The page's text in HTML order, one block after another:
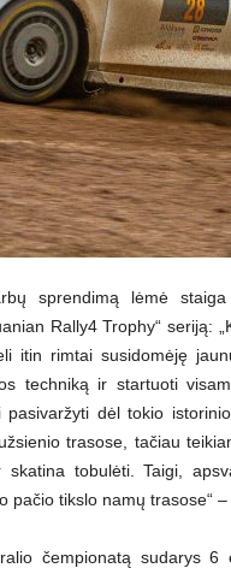
sprendimą lėmė
Rally4 Trophy“ seriją:
itin rimtai susidomėję
techniką ir startuoti
dėl tokio
trasose, tačiau
tobulėti. Taigi,
pačio tikslo namų trasose“ –
čempionatą sudarys 6